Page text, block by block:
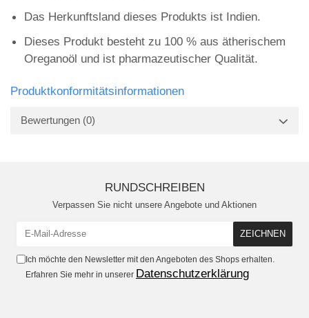
Das Herkunftsland dieses Produkts ist Indien.
Dieses Produkt besteht zu 100 % aus ätherischem
Oreganoöl und ist pharmazeutischer Qualität.
Produktkonformitätsinformationen
Bewertungen (0)
RUNDSCHREIBEN
Verpassen Sie nicht unsere Angebote und Aktionen
Ich möchte den Newsletter mit den Angeboten des Shops erhalten.
Erfahren Sie mehr in unserer Datenschutzerklärung